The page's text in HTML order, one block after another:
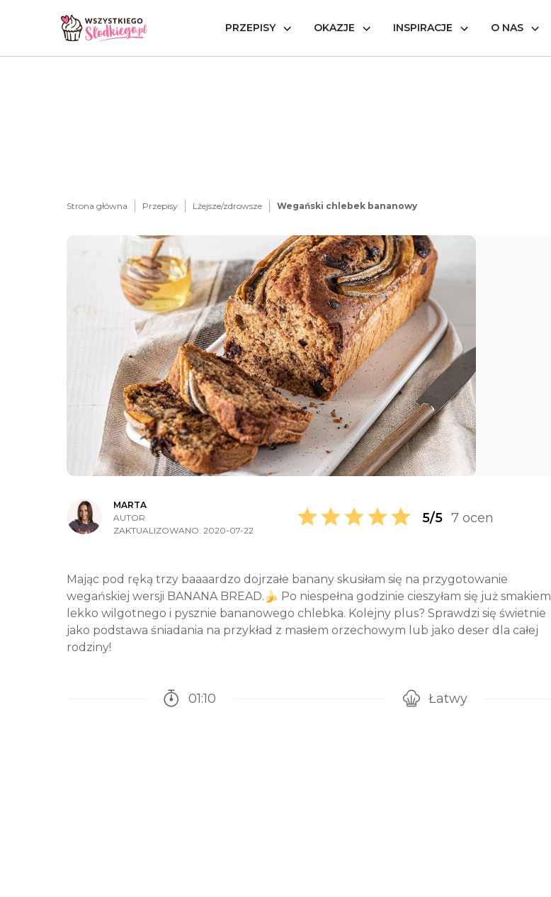
PRZEPISY OKAZJE INSPIRACJE O NAS
Strona główna Przepisy Lżejsze/zdrowsze Wegański chlebek bananowy
MARTA
AUTOR
ZAKTUALIZOWANO: 2020-07-22
5/5 7 ocen
Mając pod ręką trzy baaaardzo dojrzałe banany skusiłam się na przygotowanie
wegańskiej wersji BANANA BREAD.🍌 Po niespełna godzinie cieszyłam się już smakiem
lekko wilgotnego i pysznie bananowego chlebka. Kolejny plus? Sprawdzi się świetnie
jako podstawa śniadania na przykład z masłem orzechowym lub jako deser dla całej
rodziny!
01:10
Łatwy